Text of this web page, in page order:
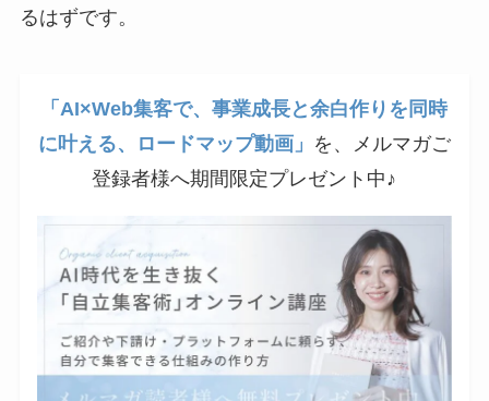
るはずです。
「AI×Web集客で、事業成長と余白作りを同時
に叶える、ロードマップ動画」 を、メルマガご
登録者様へ期間限定プレゼント中♪